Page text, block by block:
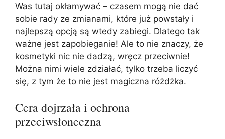
Was tutaj okłamywać – czasem mogą nie dać
sobie rady ze zmianami, które już powstały i
najlepszą opcją są wtedy zabiegi. Dlatego tak
ważne jest zapobieganie! Ale to nie znaczy, że
kosmetyki nic nie dadzą, wręcz przeciwnie!
Można nimi wiele zdziałać, tylko trzeba liczyć
się, z tym że to nie jest magiczna różdżka.
Cera dojrzała i ochrona
przeciwsłoneczna